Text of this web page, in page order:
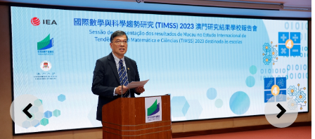
上一則 下一